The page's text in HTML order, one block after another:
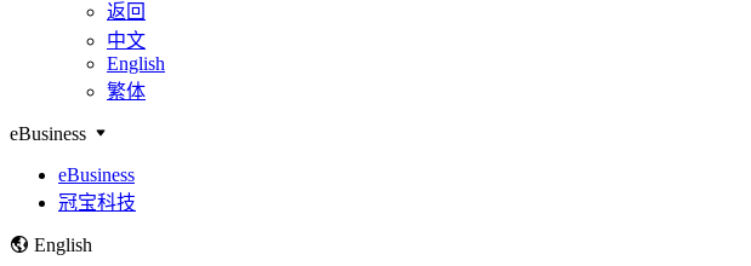
返回
中文
English
繁体
eBusiness
eBusiness
冠宝科技
English